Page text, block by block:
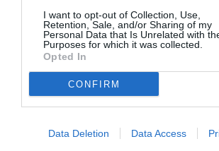
I want to opt-out of Collection, Use,
Retention, Sale, and/or Sharing of my
Personal Data that Is Unrelated with
Purposes for which it was collected.
Opted In
CONFIRM
Data Deletion Data Access
Αν έρθουν να με